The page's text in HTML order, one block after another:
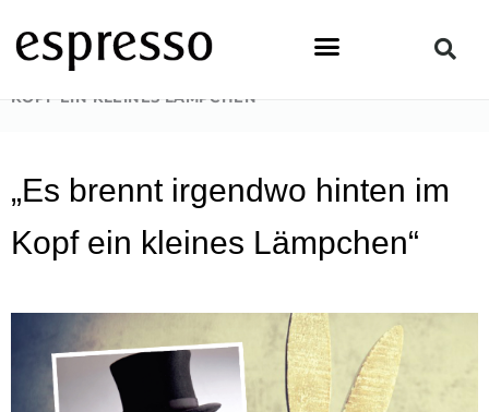
Inhalt
springen
STARTSEITE
KOPF EIN KLEINES LÄMPCHEN“
„Es brennt irgendwo hinten im
Kopf ein kleines Lämpchen“